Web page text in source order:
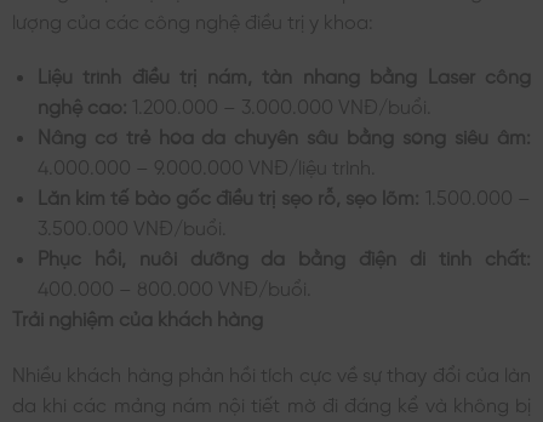
lượng của các công nghệ điều trị y khoa:
Liệu trình điều trị nám, tàn nhang bằng Laser công
nghệ cao: 1.200.000 – 3.000.000 VNĐ/buổi.
Nâng cơ trẻ hóa da chuyên sâu bằng sóng siêu âm:
4.000.000 – 9.000.000 VNĐ/liệu trình.
Lăn kim tế bào gốc điều trị sẹo rỗ, sẹo lõm: 1.500.000 –
3.500.000 VNĐ/buổi.
Phục hồi, nuôi dưỡng da bằng điện di tinh chất:
400.000 – 800.000 VNĐ/buổi.
Trải nghiệm của khách hàng
Nhiều khách hàng phản hồi tích cực về sự thay đổi của làn
da khi các mảng nám nội tiết mờ đi đáng kể và không bị